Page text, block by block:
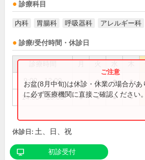
診療科目
内科 胃腸科 呼吸器科 アレルギー科
診療/受付時間・休診日
9:00～12:00 ● ● ● ●
14:00～18:00 ● ● ● ●
お盆(8月中旬)は休診・休業の場合があ
に必ず医療機関に直接ご確認ください。
休診日: 土、日、祝
初診受付